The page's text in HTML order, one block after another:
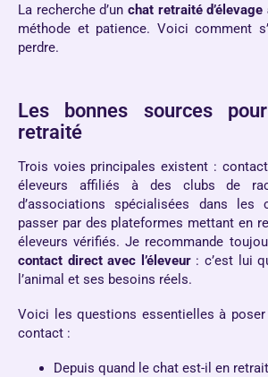
La recherche d’un chat retraité d’élevage
méthode et patience. Voici comment
perdre.
Les bonnes sources
retraité
Trois voies principales existent :
éleveurs affiliés à des clubs de
d’associations spécialisées dans
passer par des plateformes mettant en
éleveurs vérifiés. Je recommande
contact direct avec l’éleveur: c’est lui
l’animal et ses besoins réels.
Voici les questions essentielles à
contact :
Depuis quand le chat est-il en